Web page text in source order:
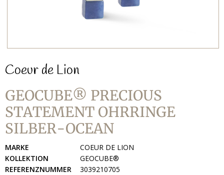
Coeur de Lion
GEOCUBE® PRECIOUS
STATEMENT OHRRINGE
SILBER-OCEAN
MARKE
COEUR DE LION
KOLLEKTION
GEOCUBE®
REFERENZNUMMER
3039210705